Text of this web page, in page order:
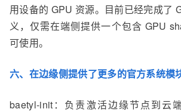
用设备的 GPU 资源。目前已经完成了
义，仅需在端侧提供一个包含 GPU
可使用。
六、在边缘侧提供了更多的官方系统模
baetyl-init： 负责激活边缘节点到云